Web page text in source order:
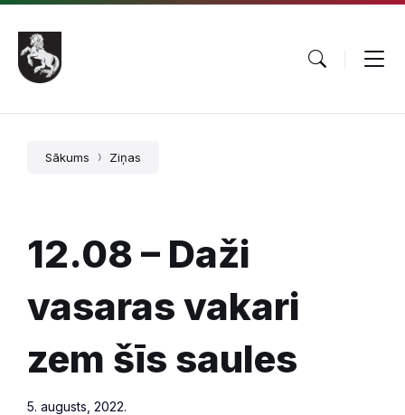
Pāriet
saturu
Skip
main
navigation
Skip
footer
Sākums Ziņas
12.08 – Daži
vasaras vakari
zem šīs saules
5. augusts, 2022.